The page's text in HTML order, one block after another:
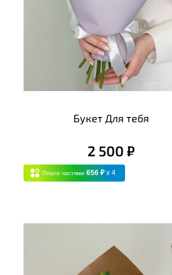
Букет Для тебя
2 500 ₽
Плати частями 656 ₽ x 4